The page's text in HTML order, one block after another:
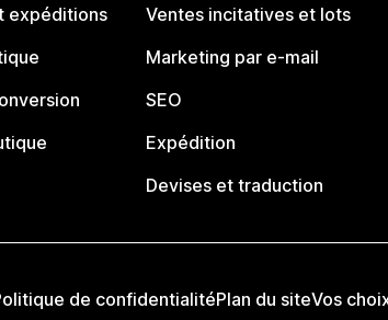
expéditions
Ventes incitatives et lots
Marketing par e-mail
SEO
Expédition
Devises et traduction
de confidentialitéPlan du siteVos